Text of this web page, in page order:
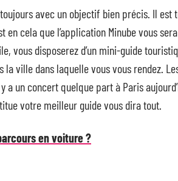
avec un objectif bien précis. Il
cela que l’application Minube vous
vous disposerez d’un mini-guide
ville dans laquelle vous vous rendez.
a un concert quelque part à Paris
votre meilleur guide vous dira tout.
en voiture ?